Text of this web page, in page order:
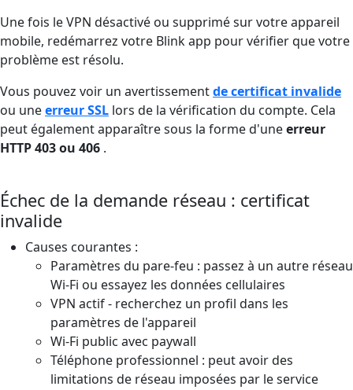
Une fois le VPN désactivé ou supprimé sur votre appareil
mobile, redémarrez votre Blink app pour vérifier que votre
problème est résolu.
Vous pouvez voir un avertissementde certificat invalide
ou uneerreur SSL lors de la vérification du compte. Cela
peut également apparaître sous la forme d'uneerreur
HTTP 403 ou 406 .
Échec de la demande réseau : certificat
invalide
Causes courantes :
Paramètres du pare-feu : passez à un autre réseau
Wi-Fi ou essayez les données cellulaires
VPN actif - recherchez un profil dans les
paramètres de l'appareil
Wi-Fi public avec paywall
Téléphone professionnel : peut avoir des
limitations de réseau imposées par le service